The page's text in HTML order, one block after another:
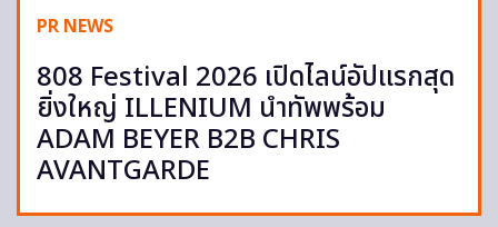
PR NEWS
808 Festival 2026 เปิดไลน์อัปแรกสุด
ยิ่งใหญ่ ILLENIUM นำทัพพร้อม
ADAM BEYER B2B CHRIS
AVANTGARDE